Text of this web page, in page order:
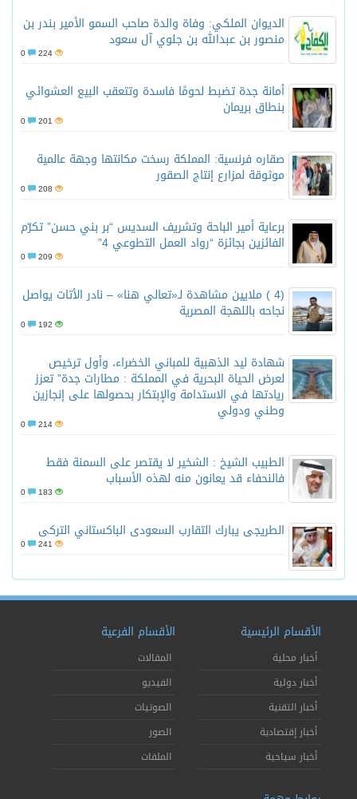
الديوان الملكي: وفاة والدة صاحب السمو الأمير بندر بن
منصور بن عبدالله بن جلوي آل سعود
224
أمانة جدة تضبط لحومًا فاسدة وتتعقب البيع العشوائي
بنطاق بريمان
201
صقاره فرنسية: المملكة رسخت مكانتها وجهة عالمية
موثوقة لمزارع إنتاج الصقور
208
برعاية أمير الباحة وتشريف السديس “بر بني حسن” تكرّم
الفائزين بجائزة “رواد العمل التطوعي 4”
209
(4 ) ملايين مشاهدة لـ«تعالي هنا» – نادر الأتات يواصل
نجاحه باللهجة المصرية
192
شهادة ليد الذهبية للمباني الخضراء، وأول ترخيص
لعرض الحياة البحرية في المملكة : مطارات جدة” تعزز
ريادتها في الاستدامة والإبتكار بحصولها على إنجازين
وطني ودولي
214
الطبيب الشيخ : الشخير لا يقتصر على السمنة فقط
فالنحفاء قد يعانون منه لهذه الأسباب
183
الطريجى يبارك التقارب السعودى الباكستاني التركى
241
الأقسام الرئيسية
أخبار محلية
أخبار دولية
أخبار التقنية
أخبار إقتصادية
أخبار سياحية
الأقسام الفرعية
المقالات
الفيديو
الصوتيات
الصور
الملفات